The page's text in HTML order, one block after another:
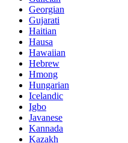
Georgian
Gujarati
Haitian
Hausa
Hawaiian
Hebrew
Hmong
Hungarian
Icelandic
Igbo
Javanese
Kannada
Kazakh